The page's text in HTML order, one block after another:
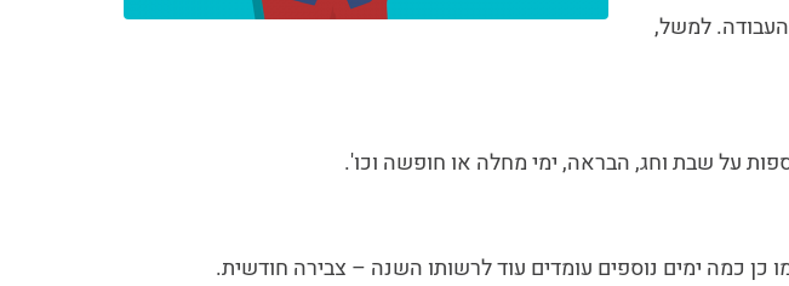
למקום העבודה. למשל,
על שבת וחג, הבראה, ימי מחלה או חופשה וכו'.
כן כמה ימים נוספים עומדים עוד לרשותו השנה – צבירה חודשית.